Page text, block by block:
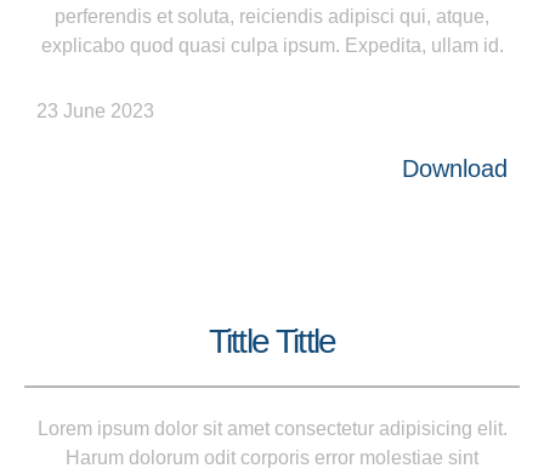
perferendis et soluta, reiciendis adipisci qui, atque,
explicabo quod quasi culpa ipsum. Expedita, ullam id.
23 June 2023
Download
Tittle Tittle
Lorem ipsum dolor sit amet consectetur adipisicing elit.
Harum dolorum odit corporis error molestiae sint